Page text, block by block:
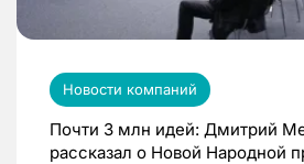
Новости компаний
Почти 3 млн идей: Дмитрий
рассказал о Новой Народной